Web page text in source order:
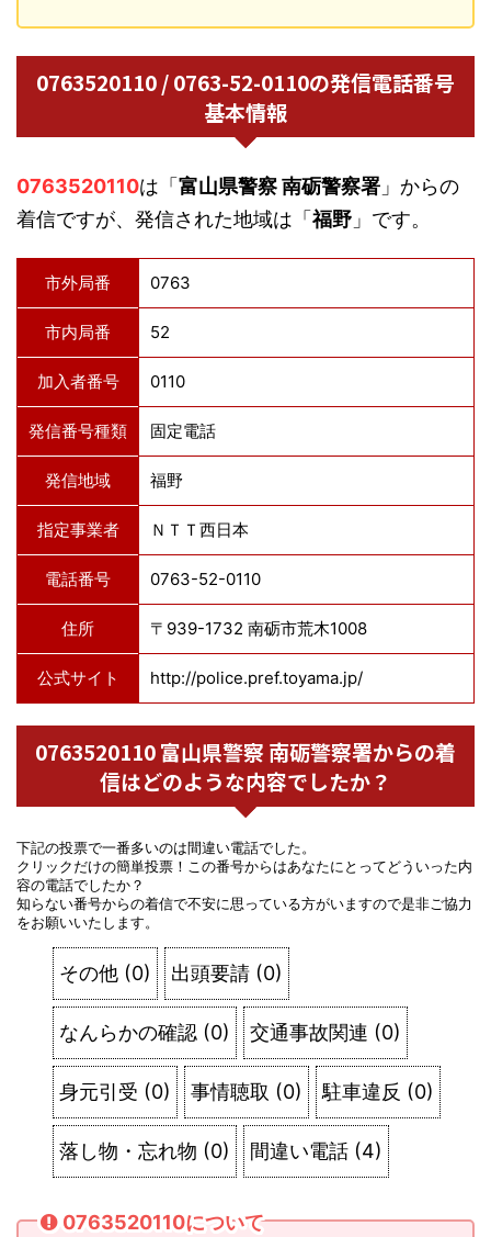
0763520110 / 0763-52-0110の発信電話番号
基本情報
0763520110は「富山県警察 南砺警察署 」からの
着信ですが、発信された地域は「福野 」です。
市外局番 0763
市内局番 52
加入者番号 0110
発信番号種類 固定電話
発信地域 福野
指定事業者 ＮＴＴ西日本
電話番号 0763-52-0110
住所 〒939-1732 南砺市荒木1008
公式サイト http://police.pref.toyama.jp/
0763520110 富山県警察 南砺警察署からの着
信はどのような内容でしたか？
下記の投票で一番多いのは間違い電話でした。
クリックだけの簡単投票！この番号からはあなたにとってどういった内
容の電話でしたか？
知らない番号からの着信で不安に思っている方がいますので是非ご協力
をお願いいたします。
その他 (0) 出頭要請 (0)
なんらかの確認 (0) 交通事故関連 (0)
身元引受 (0) 事情聴取 (0) 駐車違反 (0)
落し物・忘れ物 (0) 間違い電話 (4)
0763520110について